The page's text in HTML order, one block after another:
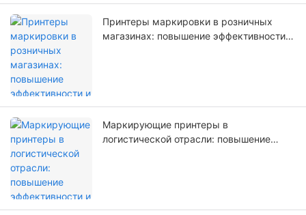
Принтеры маркировки в розничных
магазинах: повышение эффективности и
Маркирующие принтеры в
логистической отрасли: повышение